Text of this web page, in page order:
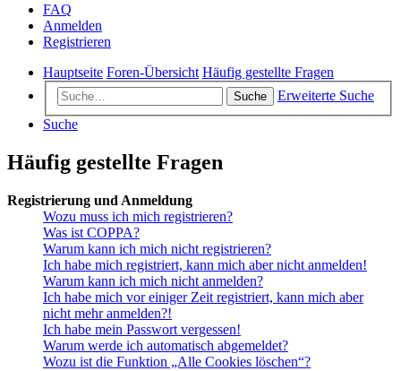
FAQ
Anmelden
Registrieren
Hauptseite Foren-Übersicht Häufig gestellte Fragen
Suche
Erweiterte Suche
Suche
Häufig gestellte Fragen
Registrierung und Anmeldung
Wozu muss ich mich registrieren?
Was ist COPPA?
Warum kann ich mich nicht registrieren?
Ich habe mich registriert, kann mich aber nicht anmelden!
Warum kann ich mich nicht anmelden?
Ich habe mich vor einiger Zeit registriert, kann mich aber
nicht mehr anmelden?!
Ich habe mein Passwort vergessen!
Warum werde ich automatisch abgemeldet?
Wozu ist die Funktion „Alle Cookies löschen“?